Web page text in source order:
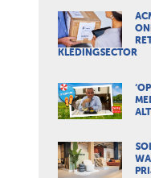
KLEDINGSECTOR